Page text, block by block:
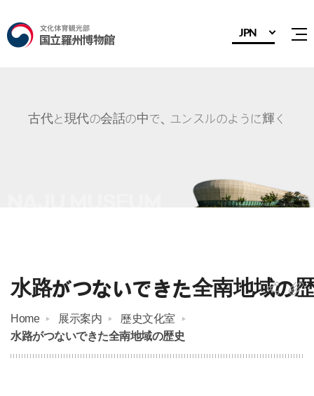
JPN
古代と現代の会話の中で、ユンスルのように輝く
水路がつないできた全南地域の
Home 展示案内
歷史文化室
水路がつないできた全南地域の歴史